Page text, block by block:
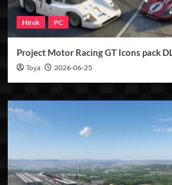
Hírek PC
Project Motor Racing GT Icons pack
Toya 2026-06-25